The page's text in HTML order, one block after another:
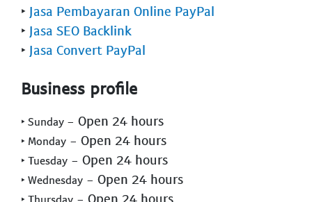
‣ Jasa Pembayaran Online PayPal
‣ Jasa SEO Backlink
‣ Jasa Convert PayPal
Business profile
‣ Sunday - Open 24 hours
‣ Monday - Open 24 hours
‣ Tuesday - Open 24 hours
‣ Wednesday - Open 24 hours
- Open 24 hours